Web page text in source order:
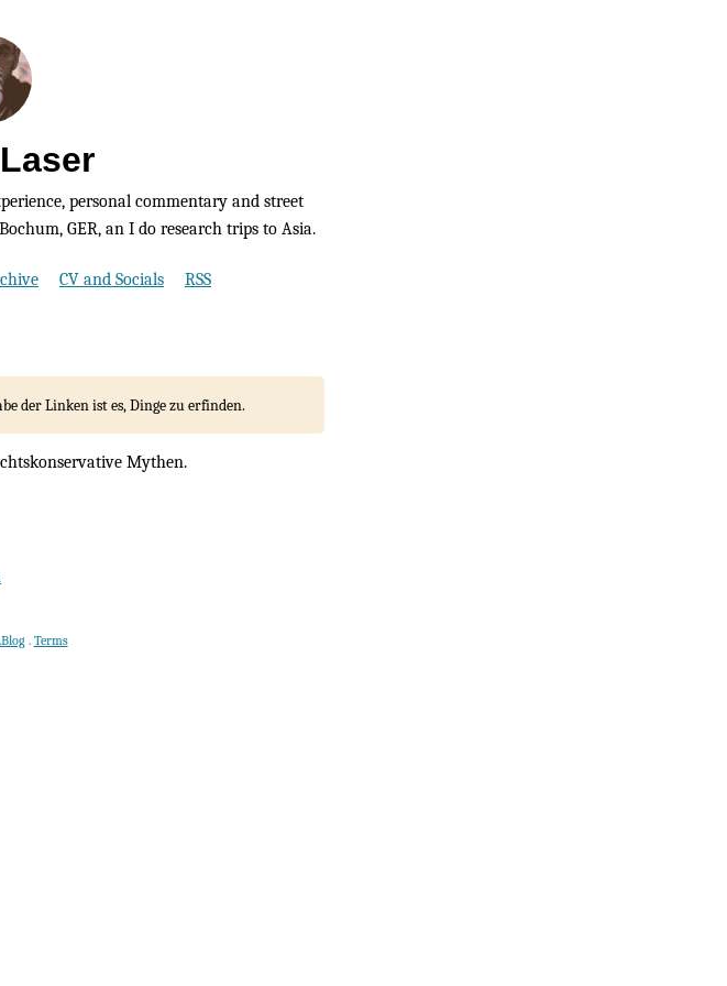
personal commentary and street
GER, an I do research trips to Asia.
CV and Socials RSS
der Linken ist es, Dinge zu erfinden.
Mythen.
. Terms